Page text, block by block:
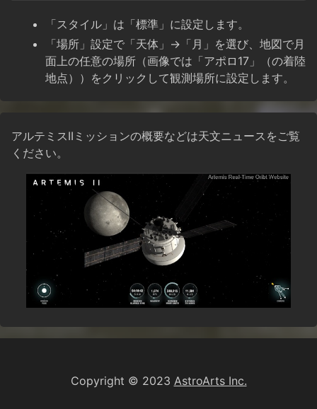
「スタイル」は「標準」に設定します。
「場所」設定で「天体」→「月」を選び、地図で月
面上の任意の場所（画像では「アポロ17」（の着陸
地点））をクリックして観測場所に設定します。
アルテミスIIミッションの概要などは天文ニュースをご覧
ください。
Copyright © 2023 AstroArts Inc.